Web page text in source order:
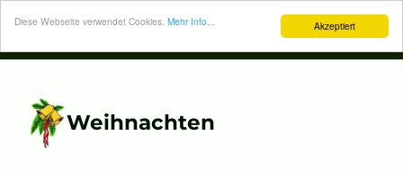
Akzeptiert
Diese Webseite verwendet Cookies. Mehr Info...
Weihnachten